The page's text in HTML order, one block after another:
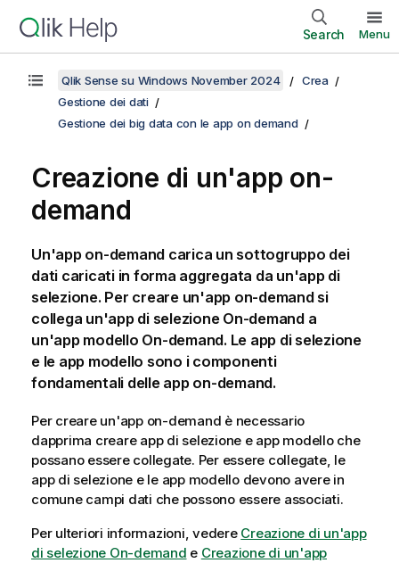
Search Menu
Qlik Sense su Windows November 2024
Crea
Gestione dei dati
Gestione dei big data con le app on demand
Creazione di un'app on-
demand
Un'app on-demand carica un sottogruppo dei
dati caricati in forma aggregata da un'app di
selezione. Per creare un'app on-demand si
collega un'app di selezione On-demand a
un'app modello On-demand. Le app di selezione
e le app modello sono i componenti
fondamentali delle app on-demand.
Per creare un'app on-demand è necessario
dapprima creare app di selezione e app modello che
possano essere collegate. Per essere collegate, le
app di selezione e le app modello devono avere in
comune campi dati che possono essere associati.
Per ulteriori informazioni, vedere Creazione di un'app
di selezione On-demand e Creazione di un'app